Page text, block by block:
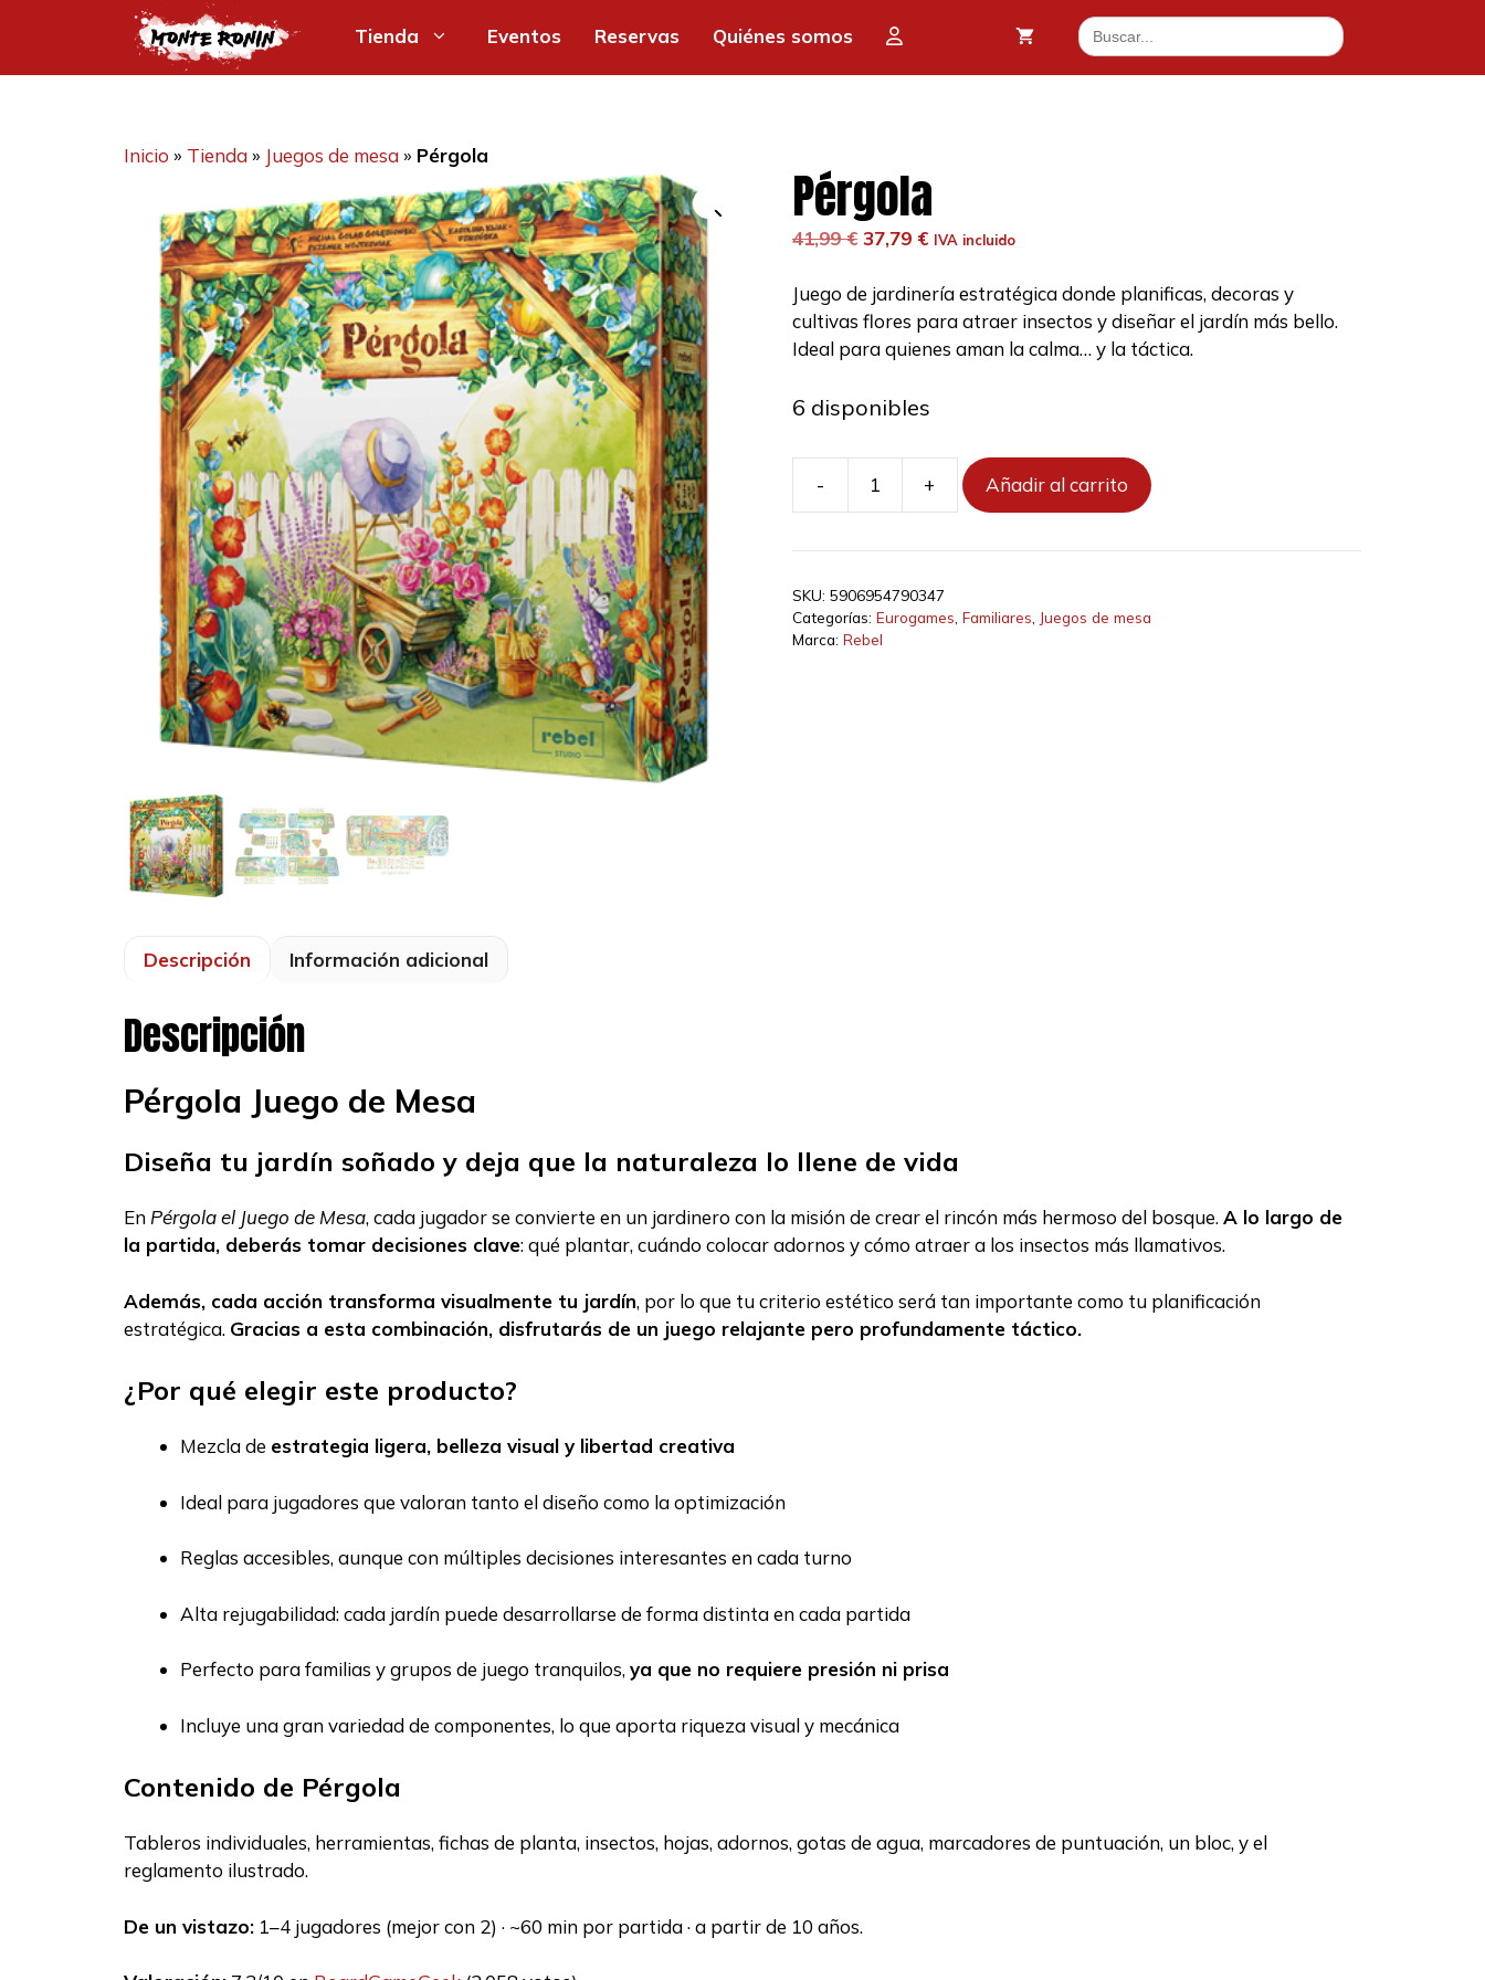
Tienda Eventos Reservas Quiénes somos Buscar:
Inicio » Tienda» Juegos de mesa» Pérgola
Pérgola
41,99€ El
original
era:
41,99 €.
37,79 €El
actual
es:
37,79 €.
IVA incluido
Juego de jardinería estratégica donde planificas, decoras y
cultivas flores para atraer insectos y diseñar el jardín más bello.
Ideal para quienes aman la calma… y la táctica.
6 disponibles
- + Añadir al carrito
SKU: 5906954790347
Categorías: Eurogames Familiares Juegos de mesa
Marca: Rebel
Descripción Información adicional
Descripción
Pérgola Juego de Mesa
Diseña tu jardín soñado y deja que la naturaleza lo llene de vida
En Pérgola el Juego de Mesa, cada jugador se convierte en un jardinero con la misión de crear el rincón más hermoso del bosque. A lo largo de
la partida, deberás tomar decisiones clave: qué plantar, cuándo colocar adornos y cómo atraer a los insectos más llamativos.
Además, cada acción transforma visualmente tu jardín, por lo que tu criterio estético será tan importante como tu planificación
estratégica. Gracias a esta combinación, disfrutarás de un juego relajante pero profundamente táctico.
¿Por qué elegir este producto?
Mezcla de estrategia ligera, belleza visual y libertad creativa
Ideal para jugadores que valoran tanto el diseño como la optimización
Reglas accesibles, aunque con múltiples decisiones interesantes en cada turno
Alta rejugabilidad: cada jardín puede desarrollarse de forma distinta en cada partida
Perfecto para familias y grupos de juego tranquilos, ya que no requiere presión ni prisa
Incluye una gran variedad de componentes, lo que aporta riqueza visual y mecánica
Contenido de Pérgola
Tableros individuales, herramientas, fichas de planta, insectos, hojas, adornos, gotas de agua, marcadores de puntuación, un bloc, y el
reglamento ilustrado.
De un vistazo: 1–4 jugadores (mejor con 2) · ~60 min por partida · a partir de 10 años.
37,79 €.